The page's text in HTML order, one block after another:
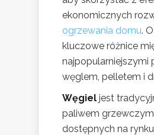
ekonomicznych
ogrzewania domu.
kluczowe różnice
najpopularniejszymi
węglem, pelletem i
Węgiel jest
paliwem
dostępnych na